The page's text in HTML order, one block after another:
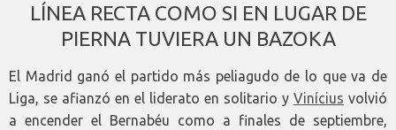
LÍNEA RECTA COMO SI EN LUGAR DE
PIERNA TUVIERA UN BAZOKA
El Madrid ganó el partido más peliagudo de lo que va de
Liga, se afianzó en el liderato en solitario y Vinícius volvió
a encender el Bernabéu como a finales de septiembre,